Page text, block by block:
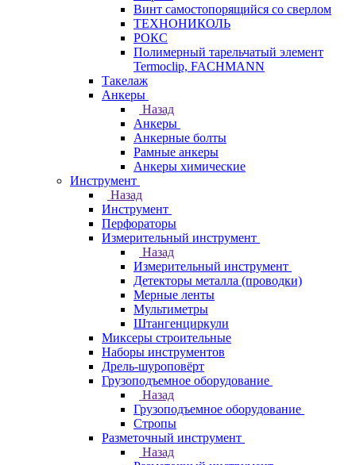
Винт самостопорящийся со сверлом
ТЕХНОНИКОЛЬ
РОКС
Полимерный тарельчатый элемент
Termoclip, FACHMANN
Такелаж
Анкеры
Назад
Анкеры
Анкерные болты
Рамные анкеры
Анкеры химические
Инструмент
Назад
Инструмент
Перфораторы
Измерительный инструмент
Назад
Измерительный инструмент
Детекторы металла (проводки)
Мерные ленты
Мультиметры
Штангенциркули
Миксеры строительные
Наборы инструментов
Дрель-шуроповёрт
Грузоподъемное оборудование
Назад
Грузоподъемное оборудование
Стропы
Разметочный инструмент
Назад